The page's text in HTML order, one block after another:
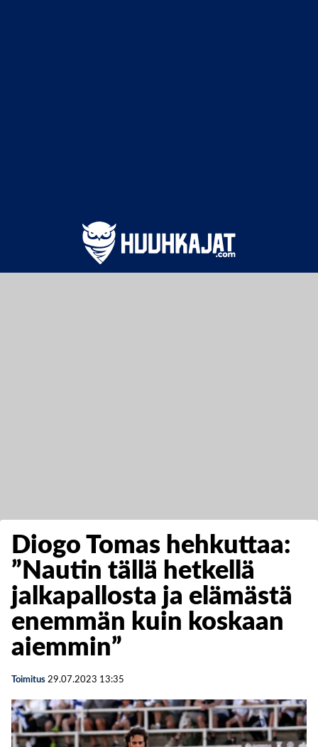
Diogo Tomas hehkuttaa:
”Nautin tällä hetkellä
jalkapallosta ja elämästä
enemmän kuin koskaan
aiemmin”
Toimitus 29.07.2023 13:35